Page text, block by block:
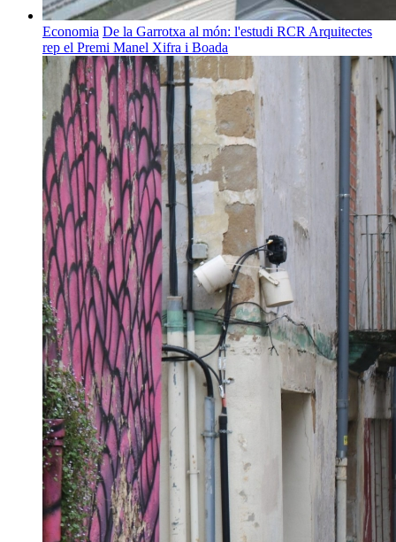
Economia De la Garrotxa al món: l'estudi RCR Arquitectes
rep el Premi Manel Xifra i Boada